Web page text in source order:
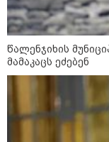
11:17 / 08-08-2026
ქართველთან
წალენჯიხის
მამაკაცს ეძებენ